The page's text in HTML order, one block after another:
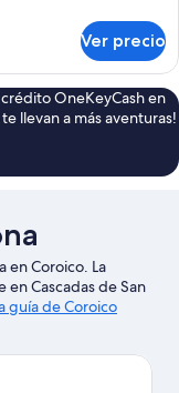
Ver precio
OneKeyCash en
llevan a más aventuras!
en Coroico. La
en Cascadas de San
guía de Coroico